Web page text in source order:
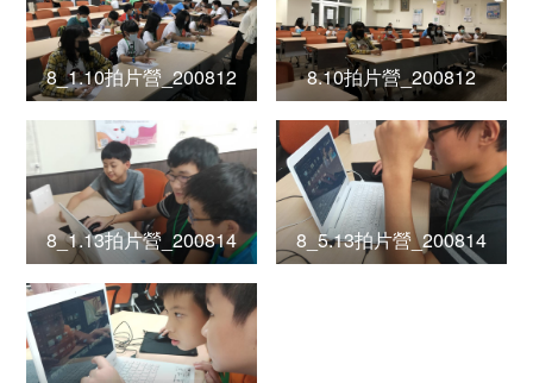
8_1.10拍片營_200812 8.10拍片營_200812
8_1.13拍片營_200814 8_5.13拍片營_200814